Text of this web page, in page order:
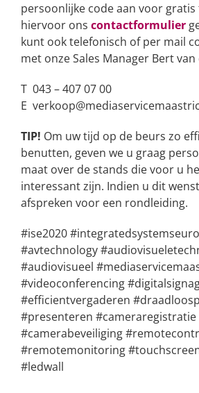
persoonlijke code aan voor
hiervoor ons contactformulier
kunt ook telefonisch of per mail
met onze Sales Manager Bert
T 043 – 407 07 00
E
TIP! Om uw tijd op de beurs zo
benutten, geven we u graag
maat over de stands die voor u
interessant zijn. Indien u dit
afspreken voor een rondleiding.
#ise2020
#avtechnology
#audiovisueel
#videoconferencing
#efficientvergaderen
#presenteren #cameraregistratie
#camerabeveiliging
#remotemonitoring
#ledwall